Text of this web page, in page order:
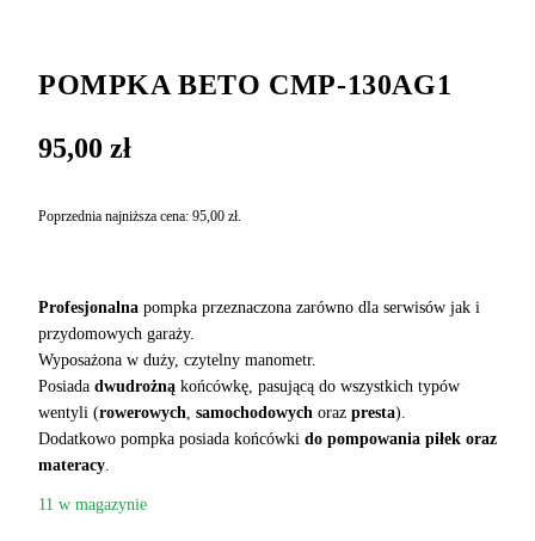
POMPKA BETO CMP-130AG1
95,00 zł
Poprzednia najniższa cena: 95,00 zł.
Profesjonalna pompka przeznaczona zarówno dla serwisów jak i
przydomowych garaży.
Wyposażona w duży, czytelny manometr.
Posiada dwudrożną końcówkę, pasującą do wszystkich typów
wentyli (rowerowych, samochodowych oraz presta).
Dodatkowo pompka posiada końcówki do pompowania piłek oraz
materacy.
11 w magazynie